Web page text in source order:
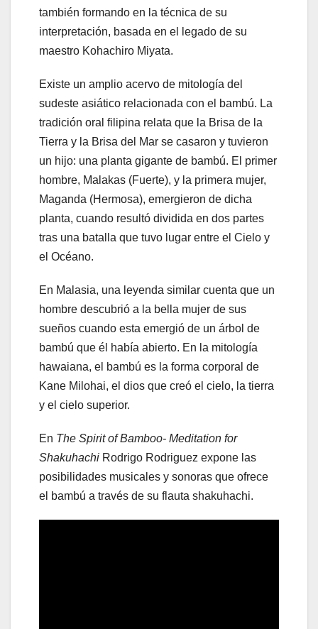
también formando en la técnica de su
interpretación, basada en el legado de su
maestro Kohachiro Miyata.
Existe un amplio acervo de mitología del
sudeste asiático relacionada con el bambú. La
tradición oral filipina relata que la Brisa de la
Tierra y la Brisa del Mar se casaron y tuvieron
un hijo: una planta gigante de bambú. El primer
hombre, Malakas (Fuerte), y la primera mujer,
Maganda (Hermosa), emergieron de dicha
planta, cuando resultó dividida en dos partes
tras una batalla que tuvo lugar entre el Cielo y
el Océano.
En Malasia, una leyenda similar cuenta que un
hombre descubrió a la bella mujer de sus
sueños cuando esta emergió de un árbol de
bambú que él había abierto. En la mitología
hawaiana, el bambú es la forma corporal de
Kane Milohai, el dios que creó el cielo, la tierra
y el cielo superior.
En The Spirit of Bamboo- Meditation for
Shakuhachi Rodrigo Rodriguez expone las
posibilidades musicales y sonoras que ofrece
el bambú a través de su flauta shakuhachi.